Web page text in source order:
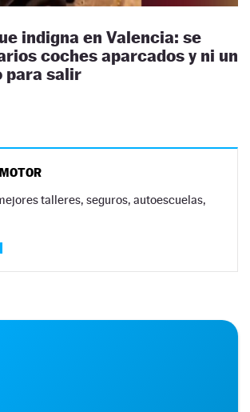
indigna en Valencia: se
coches aparcados y ni un
para salir
MOTOR
talleres, seguros, autoescuelas,